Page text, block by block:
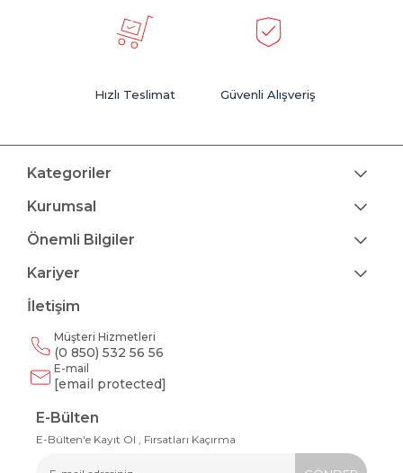
Hızlı Teslimat Güvenli Alışveriş
Kategoriler
Kurumsal
Önemli Bilgiler
Kariyer
İletişim
Müşteri Hizmetleri
(0 850) 532 56 56
E-mail
[email protected]
E-Bülten
E-Bülten'e Kayıt Ol , Fırsatları Kaçırma